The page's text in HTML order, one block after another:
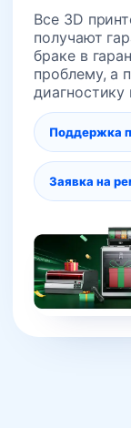
Все 3D
получают
браке в
проблему, а
Поддержка
Заявка на